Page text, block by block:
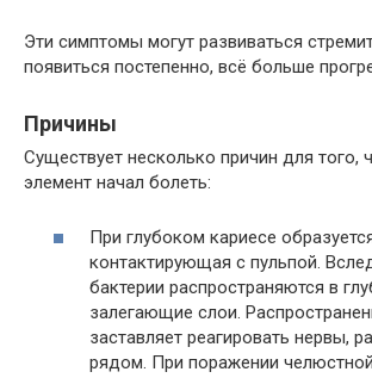
Эти симптомы могут развиваться
появиться постепенно, всё больше
Причины
Существует несколько причин для того,
элемент начал болеть:
При глубоком кариесе
контактирующая с пульпой.
бактерии распространяются в
залегающие слои.
заставляет реагировать нервы,
рядом. При поражении